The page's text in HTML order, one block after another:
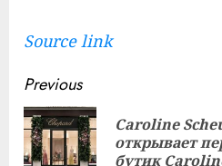
Source link
Continue
Reading
Previous
Caroline
открывает
бутик